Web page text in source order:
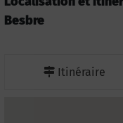
Besbre
Itinéraire